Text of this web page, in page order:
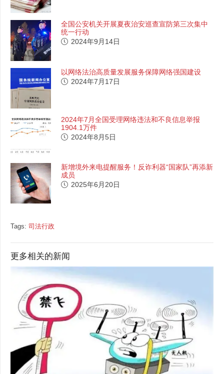
全国公安机关开展夏夜治安巡查宣防第三次集中
统一行动
2024年9月14日
以网络法治高质量发展服务保障网络强国建设
2024年7月17日
2024年7月全国受理网络违法和不良信息举报
1904.1万件
2024年8月5日
新增境外来电提醒服务！反诈利器“国家队”再添新
成员
2025年6月20日
Tags: 司法行政
更多相关的新闻